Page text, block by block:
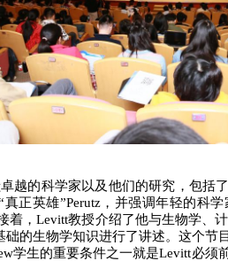
越的科学家以及他们的研究，包括
正英雄”Perutz，并强调年轻的科
，Levitt教授介绍了他与生物学、
的生物学知识进行了讲述。这个
学生的重要条件之一就是Levitt必